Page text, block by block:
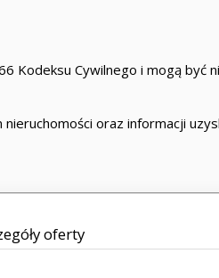
Cywilnego i mogą być
oraz informacji
oferty